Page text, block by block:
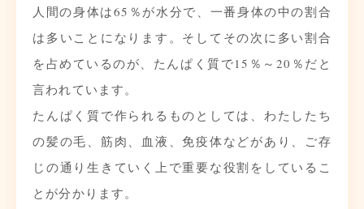
人間の身体は65％が水分で、一番身体の中の割合
は多いことになります。そしてその次に多い割合
を占めているのが、たんぱく質で15％～20％だと
言われています。
たんぱく質で作られるものとしては、わたしたち
の髪の毛、筋肉、血液、免疫体などがあり、ご存
じの通り生きていく上で重要な役割をしているこ
とが分かります。